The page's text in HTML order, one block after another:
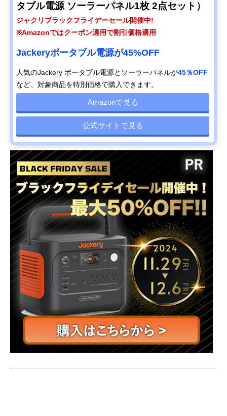
タブル電源 ソーラーパネル1枚 2点セット）
ジャクリブラックフライデーセール開催中!
※Amazonではクーポン適用で割引価格適用
Jackeryポータブル電源が45%OFF
人気のJackery ポータブル電源とソーラーパネルが45％OFF
など、対象商品を特別価格で購入できます。
Amazonで見る
公式サイトで見る